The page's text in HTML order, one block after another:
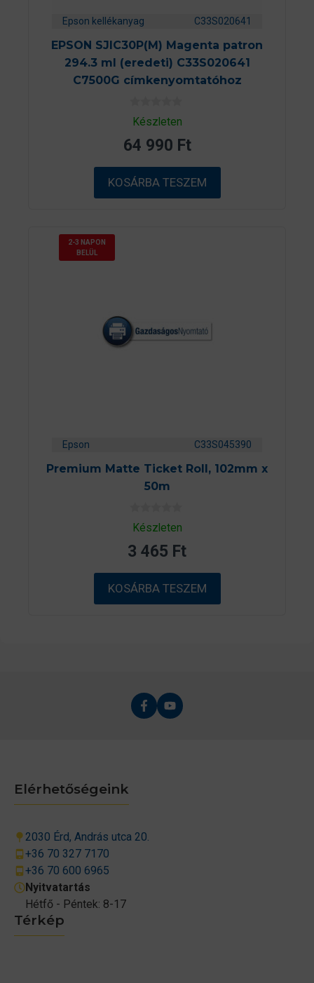
Epson kellékanyag C33S020641
EPSON SJIC30P(M) Magenta patron
294.3 ml (eredeti) C33S020641
C7500G címkenyomtatóhoz
0
a
5
b
ő
l
Készleten
64 990 Ft
KOSÁRBA TESZEM
2-3 NAPON
BELÜL
Epson C33S045390
Premium Matte Ticket Roll, 102mm x
50m
0
a
5
b
ő
l
Készleten
3 465 Ft
KOSÁRBA TESZEM
Térkép
Elérhetőségeink
2030 Érd, András utca 20.
+36 70 327 7170
+36 70 600 6965
Nyitvatartás
Hétfő - Péntek: 8-17